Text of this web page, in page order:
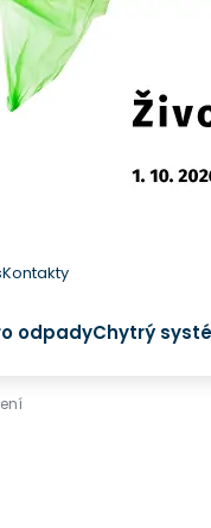
Kontakty
odpadyChytrý